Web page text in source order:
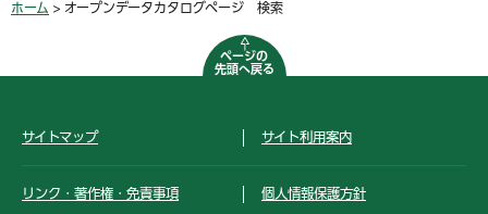
ホーム > オープンデータカタログページ 検索
ページの
先頭へ戻る
サイトマップ サイト利用案内
リンク・著作権・免責事項 個人情報保護方針